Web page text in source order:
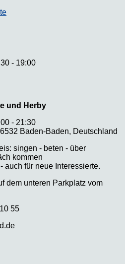
- 19:00
und Herby
- 21:30
Baden-Baden, Deutschland
singen - beten - über
kommen
auch für neue Interessierte.
dem unteren Parkplatz vom
55